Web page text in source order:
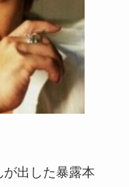
出した暴露本